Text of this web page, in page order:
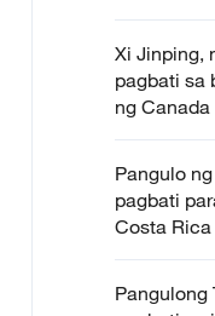
Xi Jinping,
pagbati sa
ng Canada
Pangulo
pagbati
Costa Rica
Pangulong